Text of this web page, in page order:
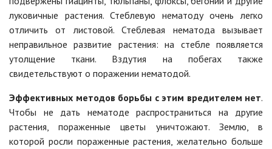
луковичные растения. Стеблевую нематоду очень легко
отличить от листовой. Стеблевая нематода вызывает
неправильное развитие растения: на стебле появляется
утолщение ткани. Вздутия на побегах также
свидетельствуют о поражении нематодой.
Эффективных методов борьбы с этим вредителем нет.
Чтобы не дать нематоде распространиться на другие
растения, пораженные цветы уничтожают. Землю, в
которой росли пораженные растения, желательно больше